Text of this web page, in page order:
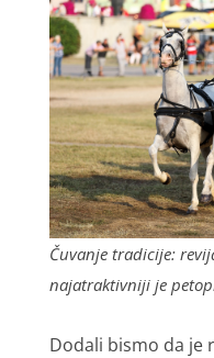
Čuvanje tradicije:
najatraktivniji je
Dodali bismo da je